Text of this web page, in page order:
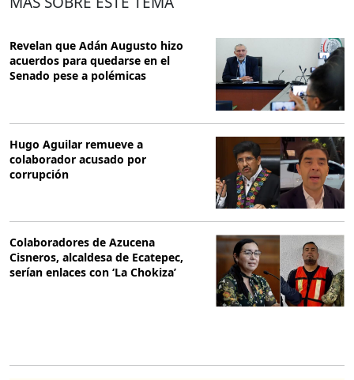
Revelan que Adán Augusto hizo
acuerdos para quedarse en el
Senado pese a polémicas
Hugo Aguilar remueve a
colaborador acusado por
corrupción
Colaboradores de Azucena
Cisneros, alcaldesa de Ecatepec,
serían enlaces con ‘La Chokiza’